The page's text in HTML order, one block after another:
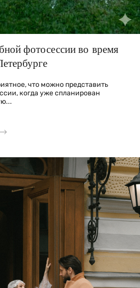
фотосессии во время
что можно представить
когда уже спланирован